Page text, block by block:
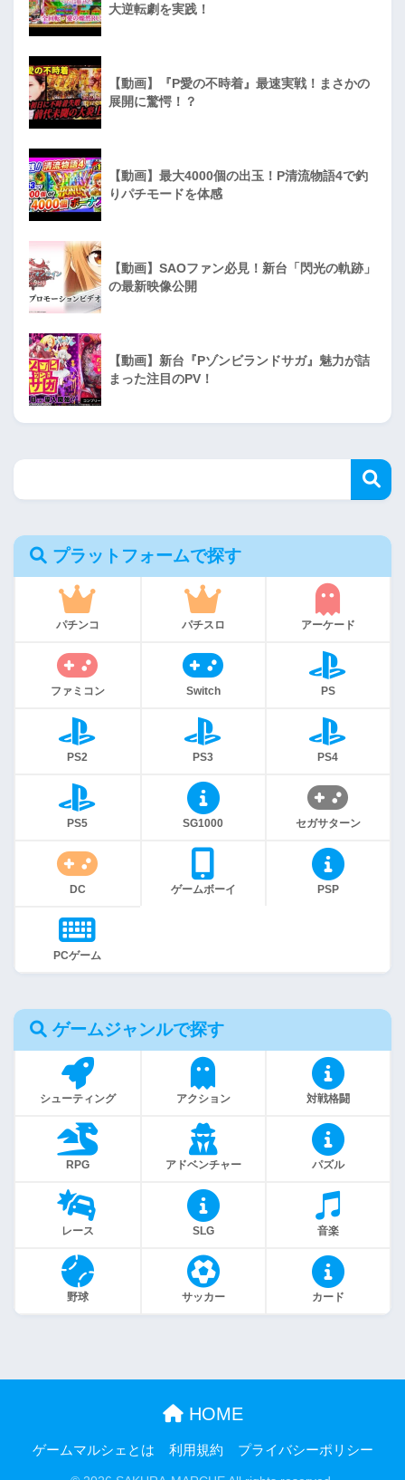
大逆転劇を実践！
【動画】『P愛の不時着』最速実戦！まさかの
展開に驚愕！？
【動画】最大4000個の出玉！P清流物語4で釣
りパチモードを体感
【動画】SAOファン必見！新台「閃光の軌跡」
の最新映像公開
【動画】新台『Pゾンビランドサガ』魅力が詰
まった注目のPV！
プラットフォームで探す
パチンコ パチスロ アーケード
ファミコン Switch PS
PS2 PS3 PS4
PS5 SG1000 セガサターン
DC ゲームボーイ PSP
PCゲーム
ゲームジャンルで探す
シューティング アクション 対戦格闘
RPG アドベンチャー パズル
レース SLG 音楽
野球 サッカー カード
HOME
ゲームマルシェとは 利用規約 プライバシーポリシー